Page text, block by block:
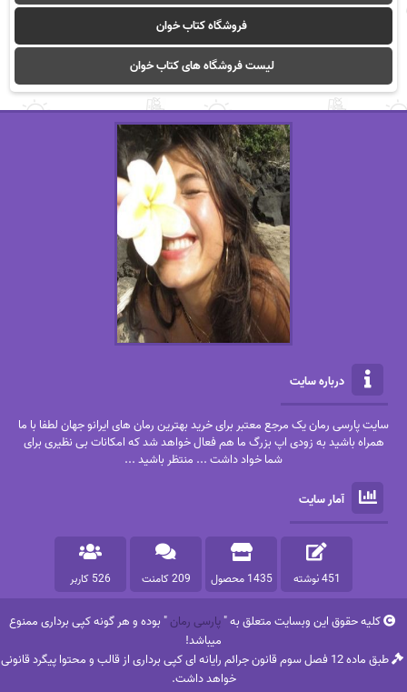
فروشگاه کتاب خوان
لیست فروشگاه های کتاب خوان
درباره سایت
سایت پارسی رمان یک مرجع معتبر برای خرید بهترین رمان های ایرانو جهان لطفا با ما
همراه باشید به زودی اپ بزرگ ما هم فعال خواهد شد که امکانات بی نظیری برای
شما خواد داشت ... منتظر باشید ...
آمار سایت
451 نوشته 1435 محصول 209 کامنت 526 کاربر
کلیه حقوق این وبسایت متعلق به "پارسی رمان" بوده و هر گونه کپی برداری ممنوع
میباشد!
طبق ماده 12 فصل سوم قانون جرائم رایانه ای کپی برداری از قالب و محتوا پیگرد قانونی
خواهد داشت.